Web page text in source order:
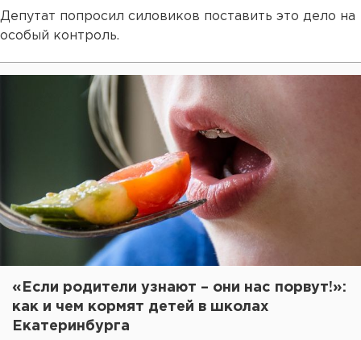
Депутат попросил силовиков поставить это дело на
особый контроль.
«Если родители узнают – они нас порвут!»:
как и чем кормят детей в школах
Екатеринбурга